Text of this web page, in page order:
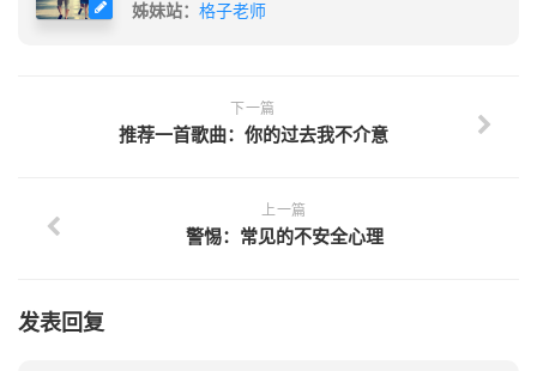
姊妹站： 格子老师
下一篇
推荐一首歌曲：你的过去我不介意
上一篇
警惕：常见的不安全心理
发表回复